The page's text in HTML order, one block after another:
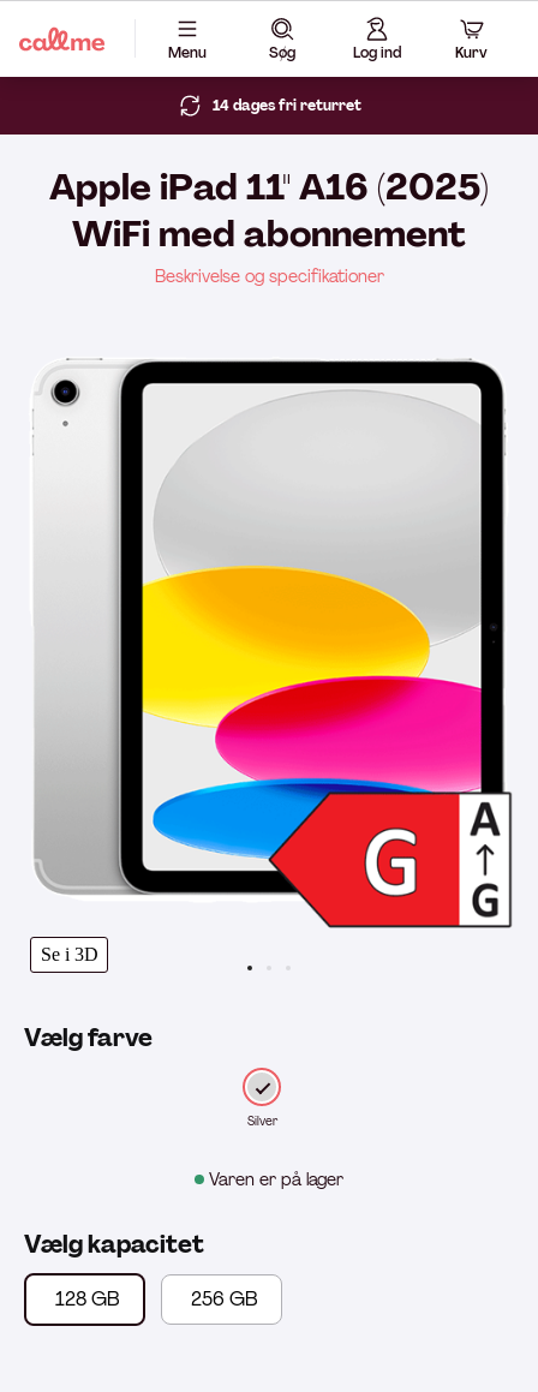
Menu Søg Log ind Kurv
14 dages fri returret
Se i 3D
Varen er på lager
Apple iPad 11" A16 (2025)
WiFi med abonnement
Beskrivelse og specifikationer
Vælg farve
Silver
Vælg kapacitet
128 GB 256 GB